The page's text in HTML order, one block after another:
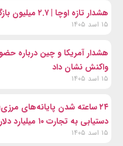
هشدار تازه اوچا | ۲.۷ میلیون بازگشت‌کننده افغان در انتظار کمک فوری
۱۵ اسد ۱۴۰۵
هشدار آمریکا و چین درباره
واکنش نشان داد
۱۵ اسد ۱۴۰۵
۲۴ ساعته شدن پایانه‌های
دستیابی به تجارت ۱۰ میلیارد دلاری
۱۵ اسد ۱۴۰۵